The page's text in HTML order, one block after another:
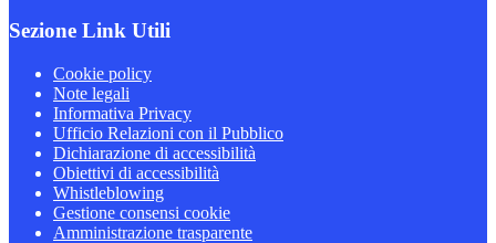
Sezione Link Utili
Cookie policy
Note legali
Informativa Privacy
Ufficio Relazioni con il Pubblico
Dichiarazione di accessibilità
Obiettivi di accessibilità
Whistleblowing
Gestione consensi cookie
Amministrazione trasparente